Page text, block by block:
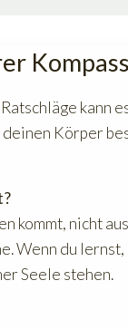
kann
Körper
kommt, nicht
Wenn du
Seele stehen.